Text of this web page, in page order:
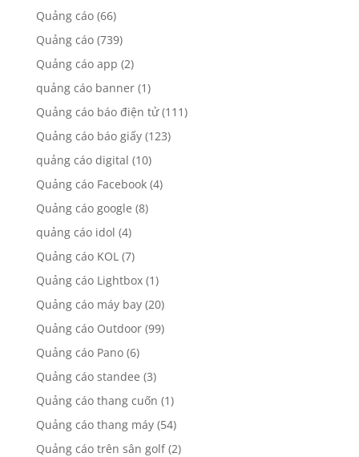
Quảng cáo(66)
Quảng cáo(739)
Quảng cáo app (2)
quảng cáo banner(1)
Quảng cáo báo điện tử(111)
Quảng cáo báo giấy(123)
quảng cáo digital (10)
Quảng cáo Facebook(4)
Quảng cáo google (8)
quảng cáo idol (4)
Quảng cáo KOL(7)
Quảng cáo Lightbox(1)
Quảng cáo máy bay(20)
Quảng cáo Outdoor(99)
Quảng cáo Pano(6)
Quảng cáo standee (3)
Quảng cáo thang cuốn (1)
Quảng cáo thang máy(54)
Quảng cáo trên sân golf(2)